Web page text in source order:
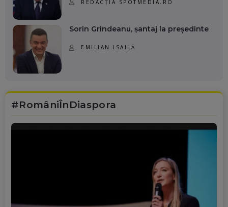
REDACȚIA SPOTMEDIA.RO
Sorin Grindeanu, șantaj la președinte
EMILIAN ISAILĂ
#RomâniÎnDiaspora